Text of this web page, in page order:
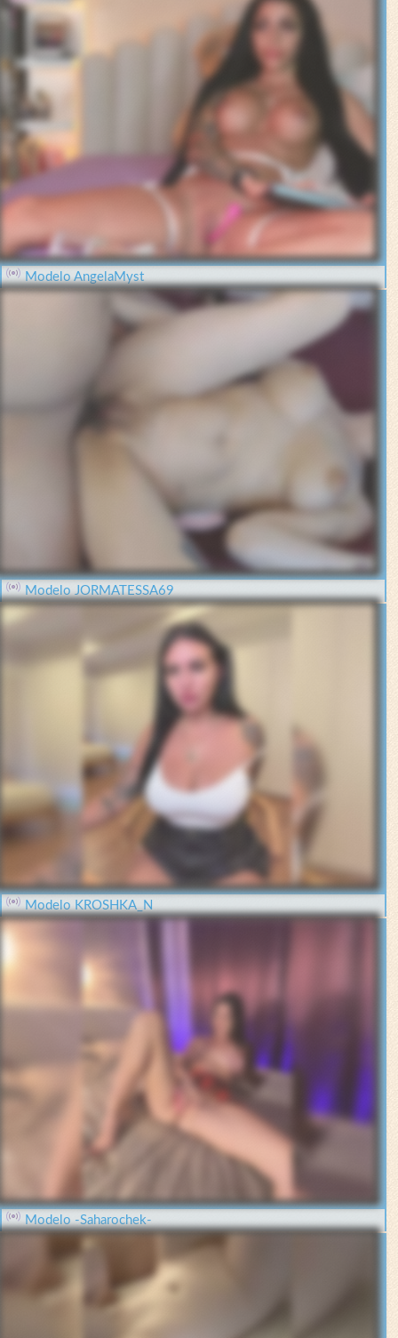
Modelo AngelaMyst
Modelo JORMATESSA69
Modelo KROSHKA_N
Modelo -Saharochek-